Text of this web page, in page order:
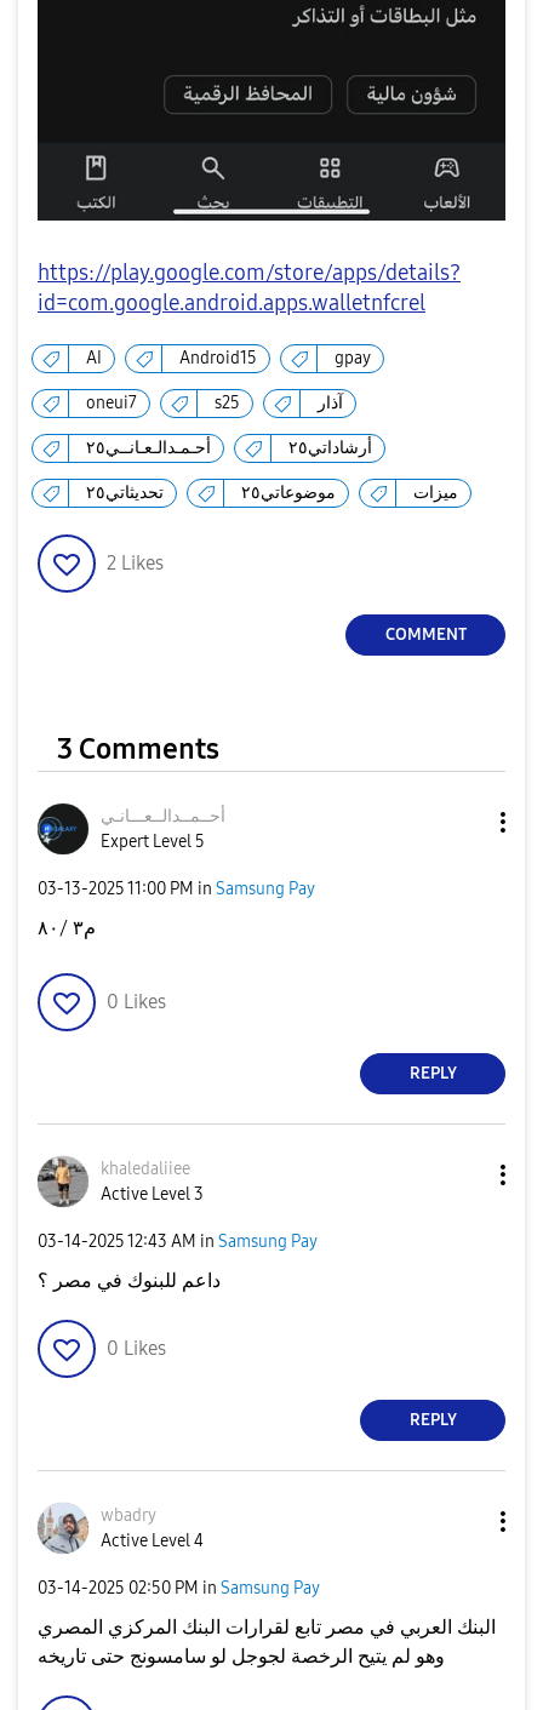
https://play.google.com/store/apps/details?
id=com.google.android.apps.walletnfcrel
AI Android15 gpay
oneui7 s25 آذار
أحـمـدالـعـانــي٢٥ أرشاداتي٢٥
تحديثاتي٢٥ موضوعاتي٢٥ ميزات
2 Likes
COMMENT
3 Comments
أحــمــدالــعـــانـي
Expert Level 5
‎03-13-202511:00 PM in Samsung Pay
م٣ /٨٠
0 Likes
REPLY
khaledaliiee
Active Level 3
‎03-14-202512:43 AM in Samsung Pay
داعم للبنوك في مصر ؟
0 Likes
REPLY
wbadry
Active Level 4
‎03-14-2025 02:50 PM in Samsung Pay
البنك العربي في مصر تابع لقرارات البنك المركزي المصري
وهو لم يتيح الرخصة لجوجل لو سامسونج حتى تاريخه